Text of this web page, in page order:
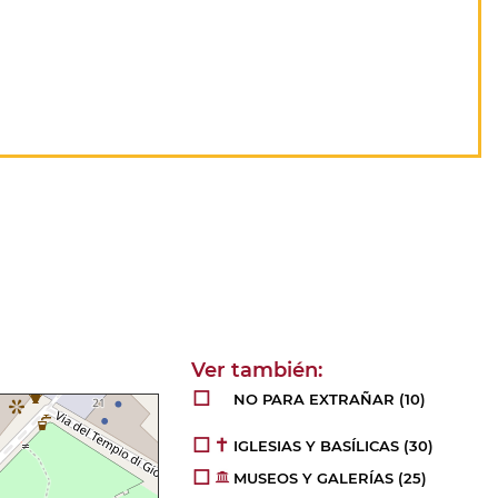
NO PARA EXTRAÑAR (10)
IGLESIAS Y BASÍLICAS (30)
MUSEOS Y GALERÍAS (25)